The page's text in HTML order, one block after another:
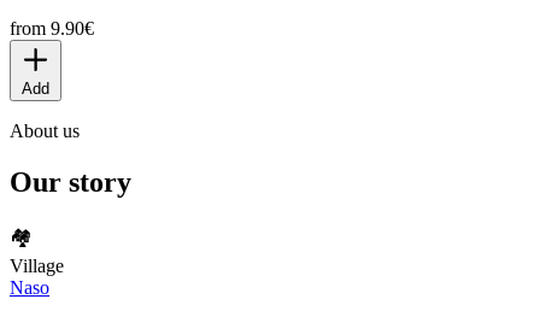
from 9.90€
Add
About us
Our story
🏘
Village
Naso